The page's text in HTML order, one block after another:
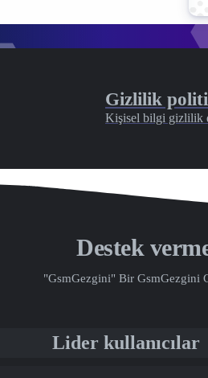
Gizlilik
Kişisel bilgi gizlilik
Destek
"GsmGezgini" Bir GsmGezgini
Lider kullanıcılar